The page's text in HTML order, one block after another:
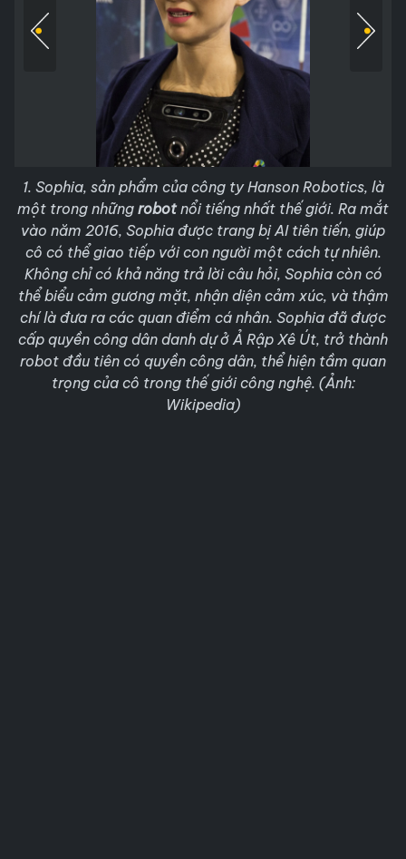
1. Sophia, sản phẩm của công ty Hanson Robotics, là
một trong những robotnổi tiếng nhất thế giới. Ra mắt
vào năm 2016, Sophia được trang bị AI tiên tiến, giúp
cô có thể giao tiếp với con người một cách tự nhiên.
Không chỉ có khả năng trả lời câu hỏi, Sophia còn có
thể biểu cảm gương mặt, nhận diện cảm xúc, và thậm
chí là đưa ra các quan điểm cá nhân. Sophia đã được
cấp quyền công dân danh dự ở Ả Rập Xê Út, trở thành
robot đầu tiên có quyền công dân, thể hiện tầm quan
trọng của cô trong thế giới công nghệ. (Ảnh:
Wikipedia)